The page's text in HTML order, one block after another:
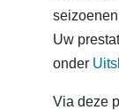
Uw
onder
Via deze